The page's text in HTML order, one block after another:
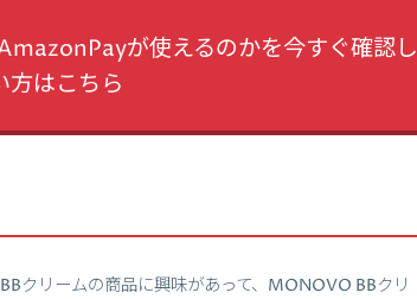
が使えるのかを今すぐ確認し
方はこちら
クリームの商品に興味があって、MONOVO BBクリ